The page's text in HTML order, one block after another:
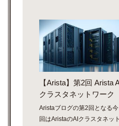
【Arista】第2回 Arista
クラスタネットワーク
Aristaブログの第2回となる今
回はAristaのAIクラスタネット